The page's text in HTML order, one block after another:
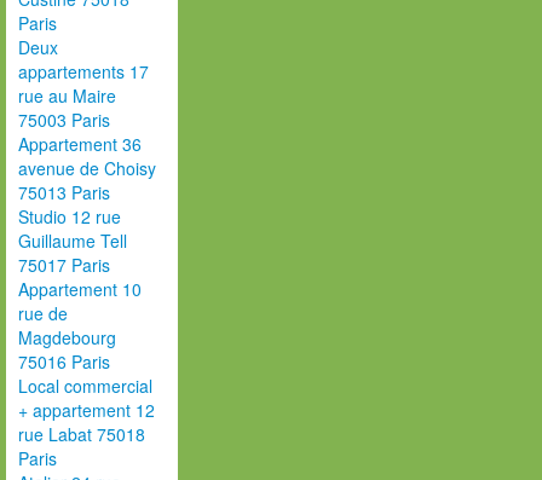
Paris
Deux
appartements 17
rue au Maire
75003 Paris
Appartement 36
avenue de Choisy
75013 Paris
Studio 12 rue
Guillaume Tell
75017 Paris
Appartement 10
rue de
Magdebourg
75016 Paris
Local commercial
+ appartement 12
rue Labat 75018
Paris